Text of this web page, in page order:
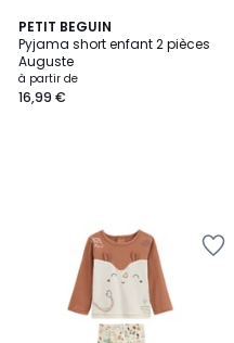
PETIT BEGUIN
Pyjama short enfant 2 pièces
Auguste
à partir de
16,99 €